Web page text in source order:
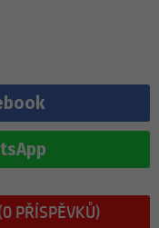
PŘÍSPĚVKŮ)